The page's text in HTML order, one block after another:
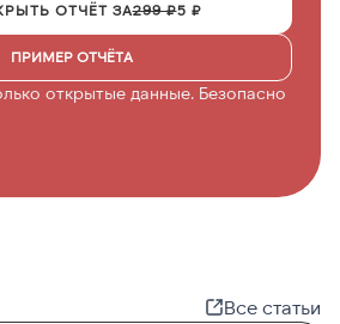
ОТЧЁТ ЗА299 ₽5 ₽
ПРИМЕР ОТЧЁТА
открытые данные. Безопасно
Все статьи